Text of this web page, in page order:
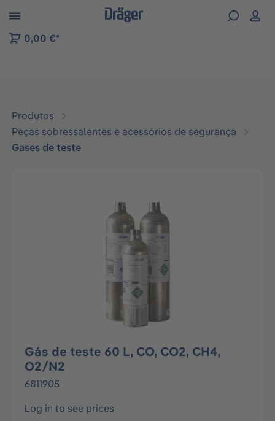
to B2B platform navigation
0,00 €*
Produtos
Peças sobressalentes e acessórios de segurança
Gases de teste
Ignorar galeria de imagens
Gás de teste 60 L, CO, CO2, CH4,
O2/N2
6811905
Log in to see prices